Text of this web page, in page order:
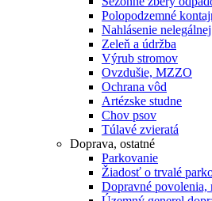
Polopodzemné
Nahlásenie
Zeleň a údržba
Výrub stromov
Ovzdušie, MZZO
Ochrana vôd
Artézske studne
Chov psov
Túlavé zvieratá
Doprava, ostatné
Parkovanie
Žiadosť o trvalé
Dopravné